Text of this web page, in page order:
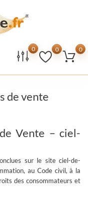
0
0
0
de vente
Vente – ciel-
sur le site ciel-de-
, au Code civil, à la
des consommateurs et